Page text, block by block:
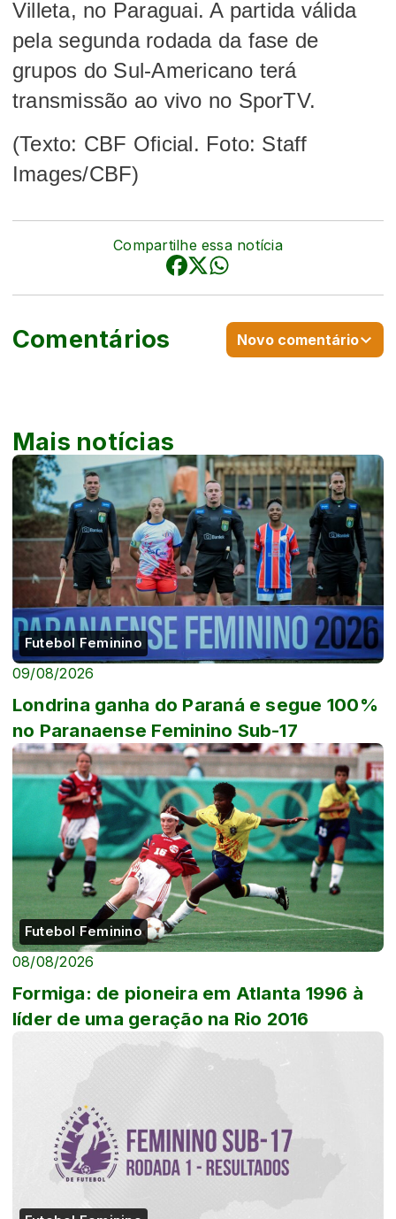
Villeta, no Paraguai. A partida válida
pela segunda rodada da fase de
grupos do Sul-Americano terá
transmissão ao vivo no SporTV.
(Texto: CBF Oficial. Foto: Staff
Images/CBF)
Compartilhe essa notícia
Comentários Novo comentário
Mais notícias
Futebol Feminino
09/08/2026
Londrina ganha do Paraná e segue 100%
no Paranaense Feminino Sub-17
Futebol Feminino
08/08/2026
Formiga: de pioneira em Atlanta 1996 à
líder de uma geração na Rio 2016